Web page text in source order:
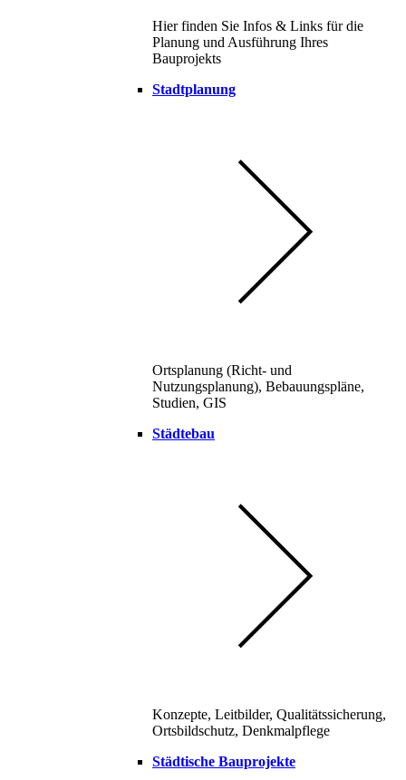
Hier finden Sie Infos & Links für die
Planung und Ausführung Ihres
Bauprojekts
Stadtplanung
Ortsplanung (Richt- und
Nutzungsplanung), Bebauungspläne,
Studien, GIS
Städtebau
Konzepte, Leitbilder, Qualitätssicherung,
Ortsbildschutz, Denkmalpflege
Städtische Bauprojekte